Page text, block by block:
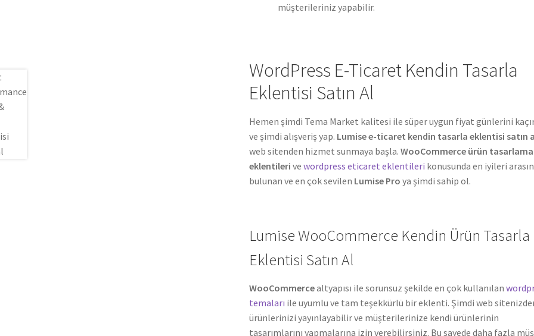
müşterileriniz yapabilir.
WordPress E-Ticaret Kendin Tasarla
Eklentisi Satın Al
Hemen şimdi Tema Market kalitesi ile süper uygun fiyat günlerini
ve şimdi alışveriş yap. Lumise e-ticaret kendin tasarla eklentisi satın
web sitenden hizmet sunmaya başla. WooCommerce ürün tasarlama
eklentileri ve wordpress eticaret eklentileri konusunda en iyileri
bulunan ve en çok sevilen Lumise Pro ya şimdi sahip ol.
Lumise WooCommerce Kendin Ürün Tasarla
Eklentisi Satın Al
WooCommercealtyapısı ile sorunsuz şekilde en çok kullanılan
temaları ile uyumlu ve tam teşekkürlü bir eklenti. Şimdi web
ürünlerinizi yayınlayabilir ve müşterilerinize kendi ürünlerinin
tasarımlarını yapmalarına izin verebilirsiniz. Bu sayede daha fazla